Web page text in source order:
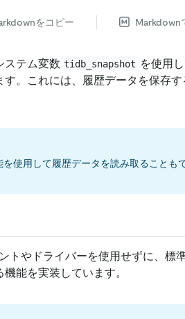
をコピー Markdown
ステム変数 tidb_snapshot を使用
。これには、履歴データを保存
を使用して履歴データを読み取ることも
トやドライバーを使用せずに、標
能を実装しています。